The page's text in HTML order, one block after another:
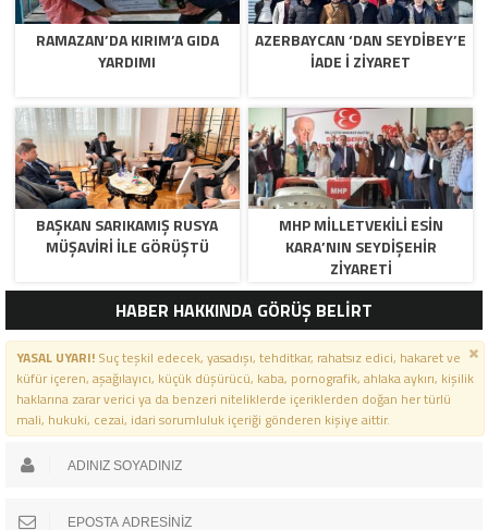
RAMAZAN’DA KIRIM’A GIDA
YARDIMI
AZERBAYCAN ‘DAN SEYDIBEY’E
IADE I ZIYARET
BAŞKAN SARIKAMIŞ RUSYA
MÜŞAVIRI İLE GÖRÜŞTÜ
MHP MILLETVEKILI ESIN
KARA’NIN SEYDIŞEHIR
ZIYARETI
HABER HAKKINDA GÖRÜŞ BELİRT
YASAL UYARI!Suç teşkil edecek, yasadışı, tehditkar, rahatsız edici, hakaret ve
küfür içeren, aşağılayıcı, küçük düşürücü, kaba, pornografik, ahlaka aykırı, kişilik
haklarına zarar verici ya da benzeri niteliklerde içeriklerden doğan her türlü
mali, hukuki, cezai, idari sorumluluk içeriği gönderen kişiye aittir.